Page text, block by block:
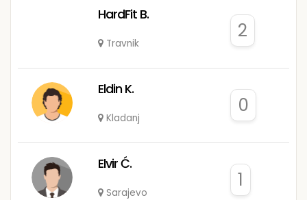
HardFit B.
Travnik
2
Eldin K.
Kladanj
0
Elvir Ć.
Sarajevo
1